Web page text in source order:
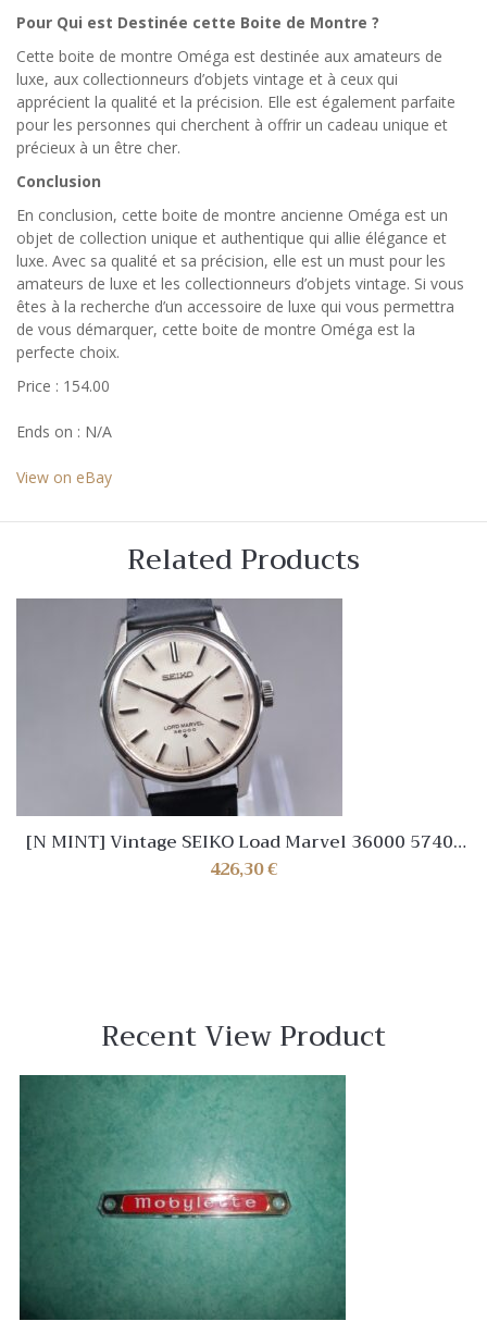
Pour Qui est Destinée cette Boite de Montre ?
Cette boite de montre Oméga est destinée aux amateurs de
luxe, aux collectionneurs d’objets vintage et à ceux qui
apprécient la qualité et la précision. Elle est également parfaite
pour les personnes qui cherchent à offrir un cadeau unique et
précieux à un être cher.
Conclusion
En conclusion, cette boite de montre ancienne Oméga est un
objet de collection unique et authentique qui allie élégance et
luxe. Avec sa qualité et sa précision, elle est un must pour les
amateurs de luxe et les collectionneurs d’objets vintage. Si vous
êtes à la recherche d’un accessoire de luxe qui vous permettra
de vous démarquer, cette boite de montre Oméga est la
perfecte choix.
Price : 154.00
Ends on : N/A
View on eBay
Related Products
[N MINT] Vintage SEIKO Load Marvel 36000 5740-
8000 Hand winding Mens watch Japan
426,30€
Recent View Product